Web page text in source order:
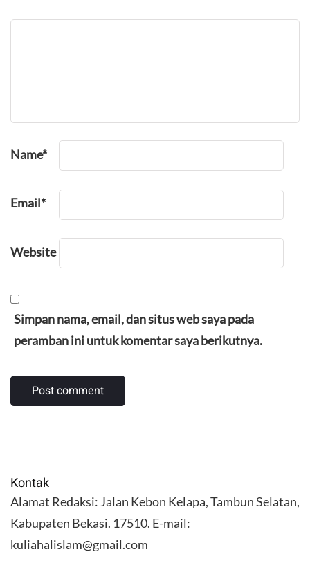
Name*
Email*
Website
Simpan nama, email, dan situs web saya pada
peramban ini untuk komentar saya berikutnya.
Kontak
Alamat Redaksi: Jalan Kebon Kelapa, Tambun Selatan,
Kabupaten Bekasi. 17510. E-mail:
kuliahalislam@gmail.com